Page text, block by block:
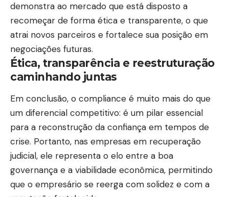
demonstra ao mercado que está disposto a
recomeçar de forma ética e transparente, o que
atrai novos parceiros e fortalece sua posição em
negociações futuras.
Ética, transparência e reestruturação
caminhando juntas
Em conclusão, o compliance é muito mais do que
um diferencial competitivo: é um pilar essencial
para a reconstrução da confiança em tempos de
crise. Portanto, nas empresas em recuperação
judicial, ele representa o elo entre a boa
governança e a viabilidade econômica, permitindo
que o empresário se reerga com solidez e com a